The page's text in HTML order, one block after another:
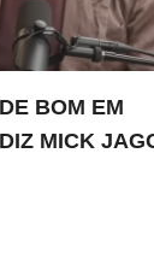
BOM EM
MICK